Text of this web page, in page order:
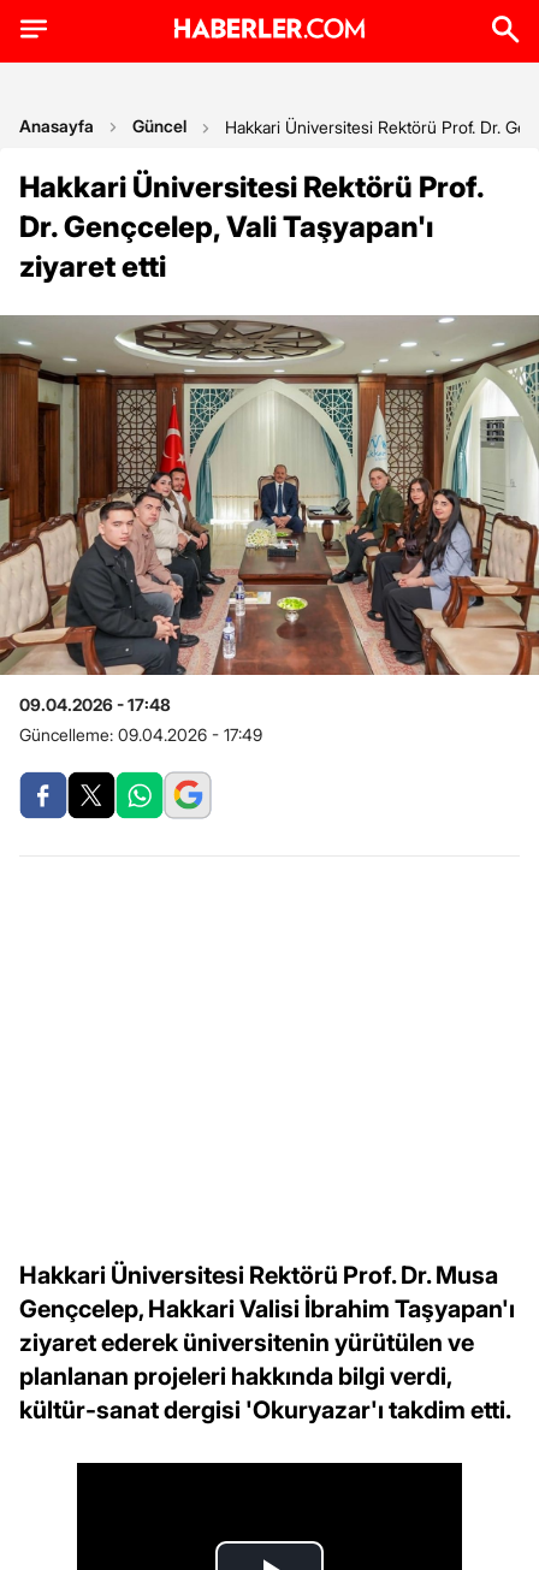
Anasayfa Güncel Hakkari Üniversitesi Rektörü Prof. Dr.
Hakkari Üniversitesi Rektörü Prof.
Dr. Gençcelep, Vali Taşyapan'ı
ziyaret etti
09.04.2026 - 17:48
Güncelleme: 09.04.2026 - 17:49
Hakkari Üniversitesi Rektörü Prof. Dr. Musa
Gençcelep, Hakkari Valisi İbrahim Taşyapan'ı
ziyaret ederek üniversitenin yürütülen ve
planlanan projeleri hakkında bilgi verdi,
kültür-sanat dergisi 'Okuryazar'ı takdim etti.